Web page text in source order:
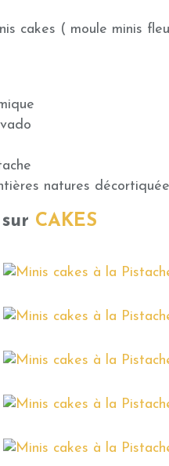
cakes ( moule minis
natures
CAKES